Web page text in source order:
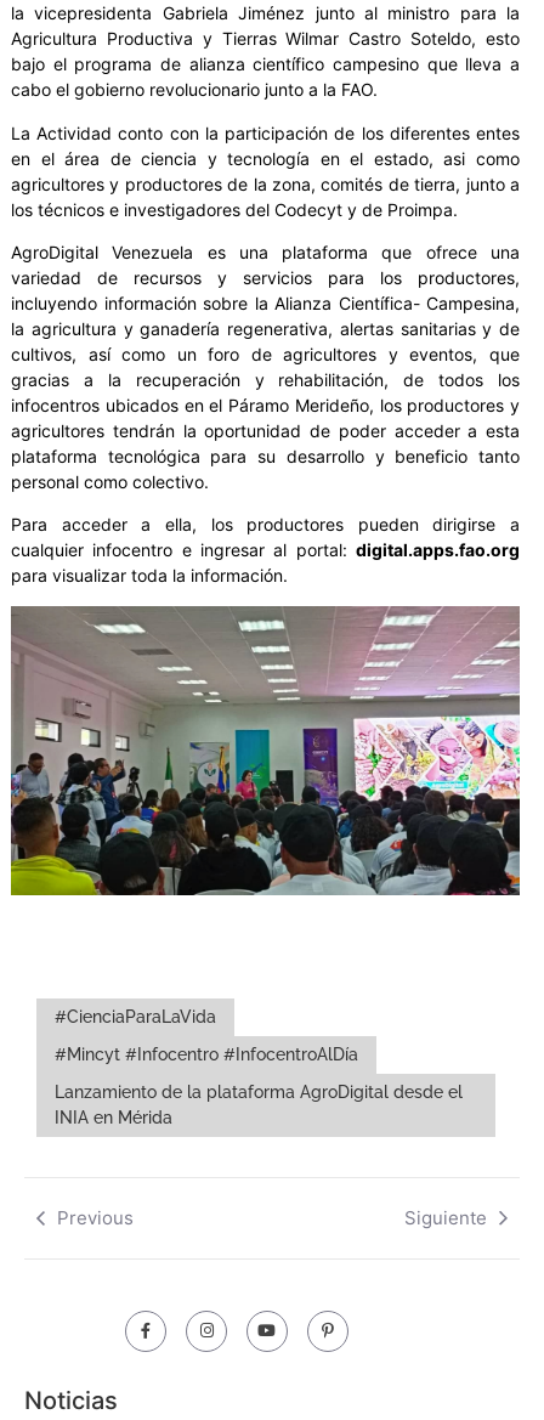
la vicepresidenta Gabriela Jiménez junto al ministro para la
Agricultura Productiva y Tierras Wilmar Castro Soteldo, esto
bajo el programa de alianza científico campesino que lleva a
cabo el gobierno revolucionario junto a la FAO.
La Actividad conto con la participación de los diferentes entes
en el área de ciencia y tecnología en el estado, asi como
agricultores y productores de la zona, comités de tierra, junto a
los técnicos e investigadores del Codecyt y de Proimpa.
AgroDigital Venezuela es una plataforma que ofrece una
variedad de recursos y servicios para los productores,
incluyendo información sobre la Alianza Científica- Campesina,
la agricultura y ganadería regenerativa, alertas sanitarias y de
cultivos, así como un foro de agricultores y eventos, que
gracias a la recuperación y rehabilitación, de todos los
infocentros ubicados en el Páramo Merideño, los productores y
agricultores tendrán la oportunidad de poder acceder a esta
plataforma tecnológica para su desarrollo y beneficio tanto
personal como colectivo.
Para acceder a ella, los productores pueden dirigirse a
cualquier infocentro e ingresar al portal: digital.apps.fao.org
para visualizar toda la información.
#CienciaParaLaVida
#Mincyt #Infocentro #InfocentroAlDía
Lanzamiento de la plataforma AgroDigital desde el
INIA en Mérida
Previous Siguiente
Noticias